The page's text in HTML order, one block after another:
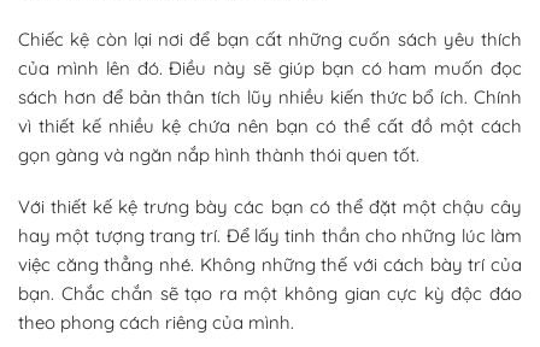
Chiếc kệ còn lại nơi để bạn cất những cuốn sách yêu thích
của mình lên đó. Điều này sẽ giúp bạn có ham muốn đọc
sách hơn để bản thân tích lũy nhiều kiến thức bổ ích. Chính
vì thiết kế nhiều kệ chứa nên bạn có thể cất đồ một cách
gọn gàng và ngăn nắp hình thành thói quen tốt.
Với thiết kế kệ trưng bày các bạn có thể đặt một chậu cây
hay một tượng trang trí. Để lấy tinh thần cho những lúc làm
việc căng thẳng nhé. Không những thế với cách bày trí của
bạn. Chắc chắn sẽ tạo ra một không gian cực kỳ độc đáo
theo phong cách riêng của mình.